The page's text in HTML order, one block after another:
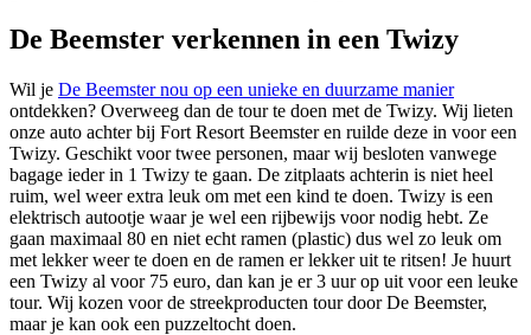
De Beemster verkennen in een Twizy
Wil je De Beemster nou op een unieke en duurzame manier
ontdekken? Overweeg dan de tour te doen met de Twizy. Wij lieten
onze auto achter bij Fort Resort Beemster en ruilde deze in voor een
Twizy. Geschikt voor twee personen, maar wij besloten vanwege
bagage ieder in 1 Twizy te gaan. De zitplaats achterin is niet heel
ruim, wel weer extra leuk om met een kind te doen. Twizy is een
elektrisch autootje waar je wel een rijbewijs voor nodig hebt. Ze
gaan maximaal 80 en niet echt ramen (plastic) dus wel zo leuk om
met lekker weer te doen en de ramen er lekker uit te ritsen! Je huurt
een Twizy al voor 75 euro, dan kan je er 3 uur op uit voor een leuke
tour. Wij kozen voor de streekproducten tour door De Beemster,
maar je kan ook een puzzeltocht doen.